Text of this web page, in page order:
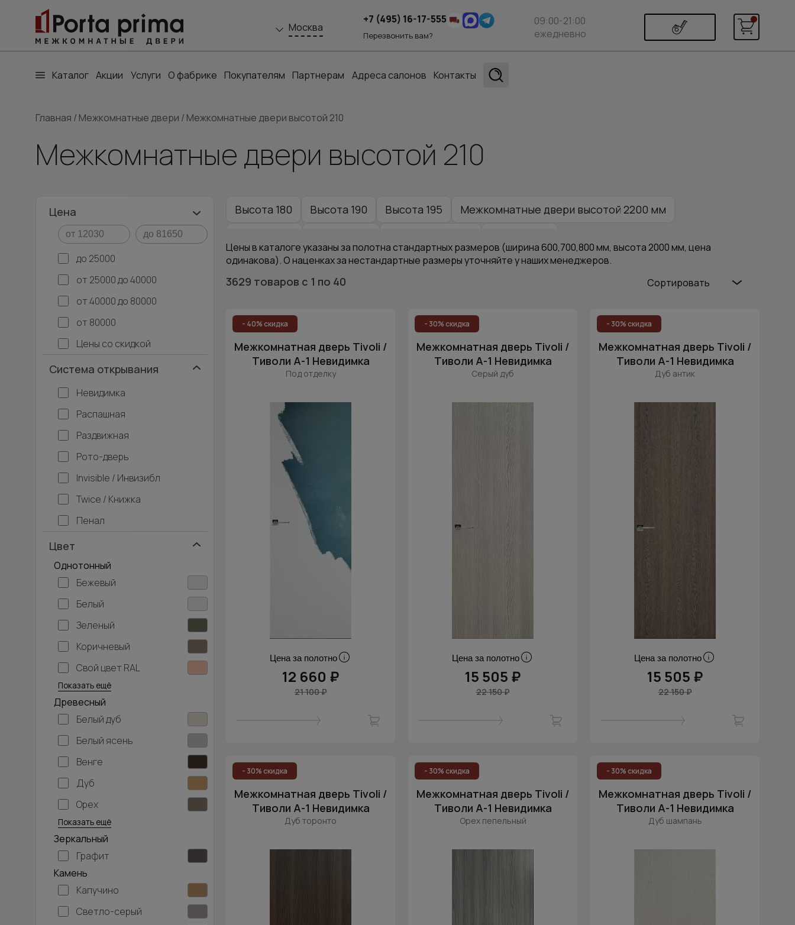
Москва
+7 (495) 16-17-555
Перезвонить вам?
09:00-21:00
ежедневно
Каталог Акции Услуги О фабрике Покупателям Партнерам Адреса салонов Контакты
Главная / Межкомнатные двери / Межкомнатные двери высотой 210
Межкомнатные двери высотой 210
Цена
до 25000
от 25000 до 40000
от 40000 до 80000
от 80000
Цены со скидкой
Система открывания
Невидимка
Распашная
Раздвижная
Рото-дверь
Invisible / Инвизибл
Twice / Книжка
Пенал
Цвет
Однотонный
Бежевый
Белый
Зеленый
Коричневый
Свой цвет RAL
Серебристый
Серый
Темно-серый
Хаки
Черный
Показать ещё
Древесный
Белый дуб
Белый ясень
Венге
Дуб
Орех
Серый дуб
Показать ещё
Зеркальный
Графит
Камень
Капучино
Светло-серый
Высота 180 Высота 190 Высота 195
Межкомнатные двери высотой 2200 мм
Межкомнатные двери высотой 2000 мм
Цены в каталоге указаны за полотна стандартных размеров (ширина 600,700,800 мм, высота 2000 мм, цена
одинакова). О наценках за нестандартные размеры уточняйте у наших менеджеров.
3629 товаров с 1 по 40
Сортировать
Цена (возр.)
Cначала новинки
Cначала скидки
- 40% скидка
Межкомнатная дверь Tivoli /
Тиволи А-1 Невидимка
Под отделку
Цена за полотно
12 660 ₽
21 100 ₽
- 30% скидка
Межкомнатная дверь Tivoli /
Тиволи А-1 Невидимка
Серый дуб
Цена за полотно
15 505 ₽
22 150 ₽
- 30% скидка
Межкомнатная дверь Tivoli /
Тиволи А-1 Невидимка
Дуб антик
Цена за полотно
15 505 ₽
22 150 ₽
- 30% скидка
Межкомнатная дверь Tivoli /
Тиволи А-1 Невидимка
Дуб торонто
- 30% скидка
Межкомнатная дверь Tivoli /
Тиволи А-1 Невидимка
Орех пепельный
- 30% скидка
Межкомнатная дверь Tivoli /
Тиволи А-1 Невидимка
Дуб шампань